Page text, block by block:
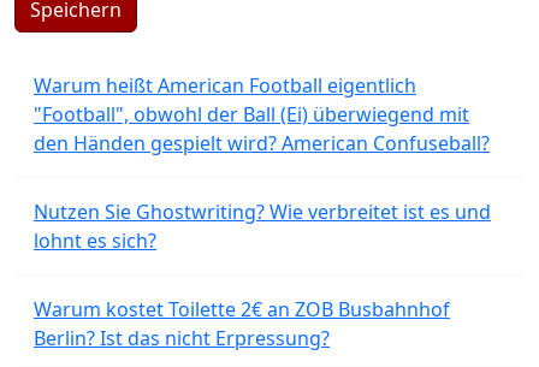
Speichern
Warum heißt American Football eigentlich
"Football", obwohl der Ball (Ei) überwiegend mit
den Händen gespielt wird? American Confuseball?
Nutzen Sie Ghostwriting? Wie verbreitet ist es und
lohnt es sich?
Warum kostet Toilette 2€ an ZOB Busbahnhof
Berlin? Ist das nicht Erpressung?